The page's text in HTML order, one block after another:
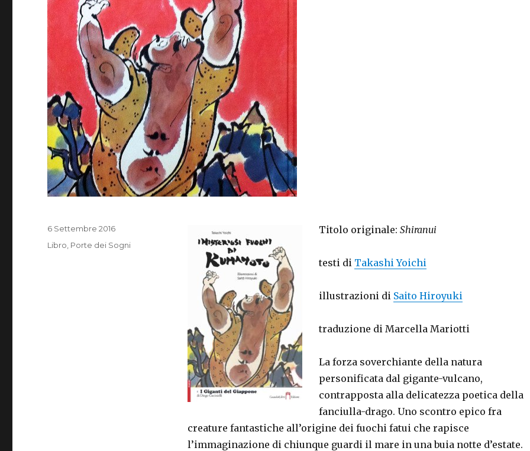
Titolo originale: Shiranui
testi di Takashi Yoichi
illustrazioni di Saito Hiroyuki
traduzione di Marcella Mariotti
La forza soverchiante della natura
personificata dal gigante-vulcano,
contrapposta alla delicatezza poetica della
fanciulla-drago. Uno scontro epico fra
creature fantastiche all’origine dei fuochi fatui che rapisce
l’immaginazione di chiunque guardi il mare in una buia notte d’estate.
Pubblicato
il
6 Settembre 2016
Categorie
Libro Porte dei Sogni